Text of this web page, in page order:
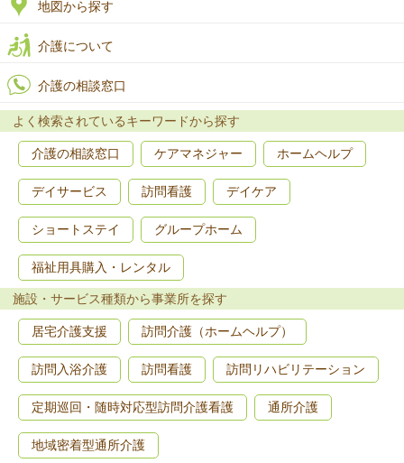
地図から探す
介護について
介護の相談窓口
よく検索されているキーワードから探す
介護の相談窓口 ケアマネジャー ホームヘルプ
デイサービス 訪問看護 デイケア
ショートステイ グループホーム
福祉用具購入・レンタル
施設・サービス種類から事業所を探す
居宅介護支援 訪問介護（ホームヘルプ）
訪問入浴介護 訪問看護 訪問リハビリテーション
定期巡回・随時対応型訪問介護看護 通所介護
地域密着型通所介護